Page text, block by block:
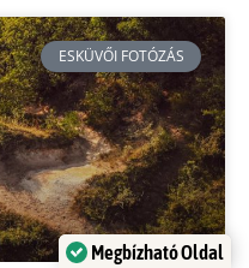
ESKÜVŐI FOTÓZÁS
Megbízható Oldal